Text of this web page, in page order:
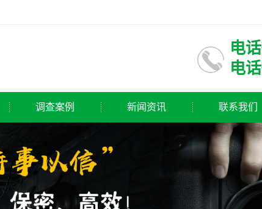
电
电
调查案例 新闻资讯 联系我们